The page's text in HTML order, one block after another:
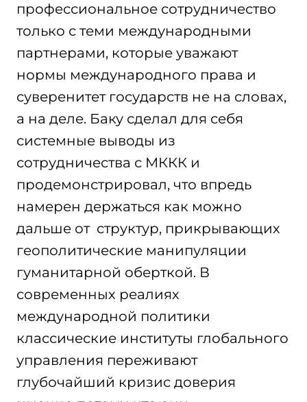
профессиональное сотрудничество
только с теми международными
партнерами, которые уважают
нормы международного права и
суверенитет государств не на словах,
а на деле. Баку сделал для себя
системные выводы из
сотрудничества с МККК и
продемонстрировал, что впредь
намерен держаться как можно
дальше от структур, прикрывающих
геополитические манипуляции
гуманитарной оберткой. В
современных реалиях
международной политики
классические институты глобального
управления переживают
глубочайший кризис доверия